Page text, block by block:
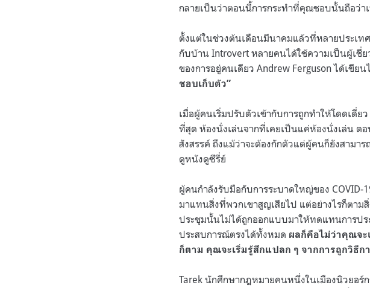
กลายเป็นว่าตอนนี้การกระทำที่คุณชอบนั้นถือว่า
ตั้งแต่ในช่วงต้นเดือนมีนาคมแล้วที่หลายประเ
กับบ้าน Introvert หลายคนได้ใช้ความเป็นผู้เชี่
ของการอยู่คนเดียว Andrew Ferguson ได้เขียน
ชอบเก็บตัว”
เมื่อผู้คนเริ่มปรับตัวเข้ากับการถูกทำให้โดดเดี่
ที่สุด ห้องนั่งเล่นจากที่เคยเป็นแค่ห้องนั่งเล่น
สังสรรค์ ถึงแม้ว่าจะต้องกักตัวแต่ผู้คนก็ยังสามา
ดูหนังดูซีรี่ย์
ผู้คนกำลังรับมือกับการระบาดใหญ่ของ COVID-
มาแทนสิ่งที่พวกเขาสูญเสียไป แต่อย่างไรก็ตา
ประชุมนั้นไม่ได้ถูกออกแบบมาให้ทดแทนการป
ประสบการณ์ตรงได้ทั้งหมด ผลก็คือไม่ว่าคุณจ
ก็ตาม คุณจะเริ่มรู้สึกแปลก ๆ จากการถูกวิธี
Tarek นักศึกษากฎหมายคนหนึ่งในเมืองนิวยอร์